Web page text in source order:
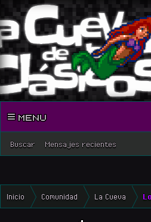
Buscar Mensajes recientes
MENU
Inicio Comunidad La Cueva